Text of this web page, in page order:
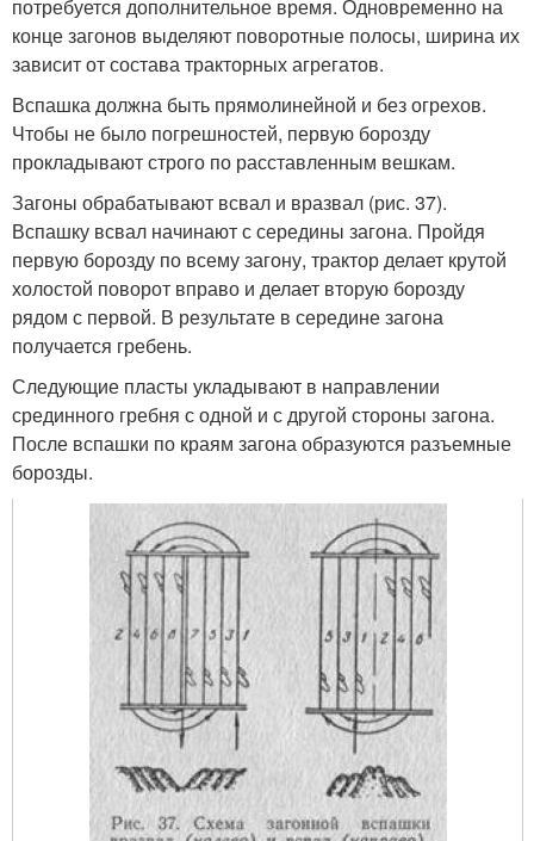
потребуется дополнительное время. Одновременно на
конце загонов выделяют поворотные полосы, ширина их
зависит от состава тракторных агрегатов.
Вспашка должна быть прямолинейной и без огрехов.
Чтобы не было погрешностей, первую борозду
прокладывают строго по расставленным вешкам.
Загоны обрабатывают всвал и вразвал (рис. 37).
Вспашку всвал начинают с середины загона. Пройдя
первую борозду по всему загону, трактор делает крутой
холостой поворот вправо и делает вторую борозду
рядом с первой. В результате в середине загона
получается гребень.
Следующие пласты укладывают в направлении
срединного гребня с одной и с другой стороны загона.
После вспашки по краям загона образуются разъемные
борозды.